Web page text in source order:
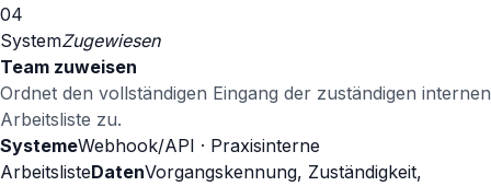
04
SystemZugewiesen
Team zuweisen
Ordnet den vollständigen Eingang der zuständigen internen
Arbeitsliste zu.
SystemeWebhook/API · Praxisinterne
ArbeitslisteDatenVorgangskennung, Zuständigkeit,